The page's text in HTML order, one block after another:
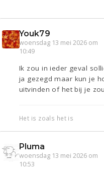
Youk79
woensdag 13 mei 2026 om
10:49
Ik zou in ieder geval
ja gezegd maar kun je
uitvinden of het bij je
Het is zoals het is
Pluma
woensdag 13 mei 2026 om
10:53